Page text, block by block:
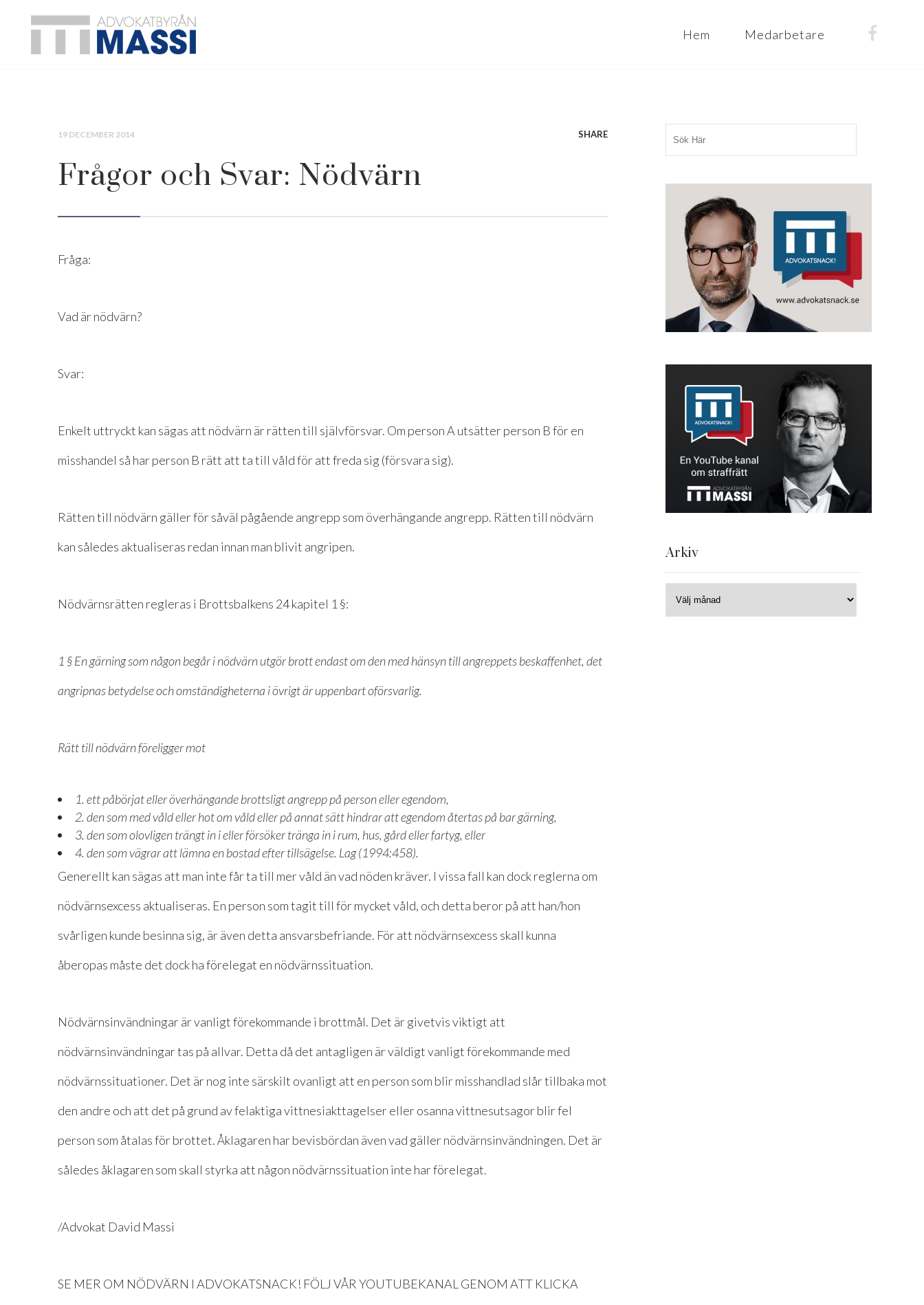
Hem Medarbetare
19 DECEMBER 2014 SHARE
Frågor och Svar: Nödvärn
Fråga:
Vad är nödvärn?
Svar:
Enkelt uttryckt kan sägas att nödvärn är rätten till självförsvar. Om person A utsätter person B för en
misshandel så har person B rätt att ta till våld för att freda sig (försvara sig).
Rätten till nödvärn gäller för såväl pågående angrepp som överhängande angrepp. Rätten till nödvärn
kan således aktualiseras redan innan man blivit angripen.
Nödvärnsrätten regleras i Brottsbalkens 24 kapitel 1 §:
1 §En gärning som någon begår i nödvärn utgör brott endast om den med hänsyn till angreppets beskaffenhet, det
angripnas betydelse och omständigheterna i övrigt är uppenbart oförsvarlig.
Rätt till nödvärn föreligger mot
1. ett påbörjat eller överhängande brottsligt angrepp på person eller egendom,
2. den som med våld eller hot om våld eller på annat sätt hindrar att egendom återtas på bar gärning,
3. den som olovligen trängt in i eller försöker tränga in i rum, hus, gård eller fartyg, eller
4. den som vägrar att lämna en bostad efter tillsägelse. Lag (1994:458).
Generellt kan sägas att man inte får ta till mer våld än vad nöden kräver. I vissa fall kan dock reglerna om
nödvärnsexcess aktualiseras. En person som tagit till för mycket våld, och detta beror på att han/hon
svårligen kunde besinna sig, är även detta ansvarsbefriande. För att nödvärnsexcess skall kunna
åberopas måste det dock ha förelegat en nödvärnssituation.
Nödvärnsinvändningar är vanligt förekommande i brottmål. Det är givetvis viktigt att
nödvärnsinvändningar tas på allvar. Detta då det antagligen är väldigt vanligt förekommande med
nödvärnssituationer. Det är nog inte särskilt ovanligt att en person som blir misshandlad slår tillbaka mot
den andre och att det på grund av felaktiga vittnesiakttagelser eller osanna vittnesutsagor blir fel
person som åtalas för brottet. Åklagaren har bevisbördan även vad gäller nödvärnsinvändningen. Det är
således åklagaren som skall styrka att någon nödvärnssituation inte har förelegat.
/Advokat David Massi
SE MER OM NÖDVÄRN I ADVOKATSNACK! FÖLJ VÅR YOUTUBEKANAL GENOM ATT KLICKA
Arkiv